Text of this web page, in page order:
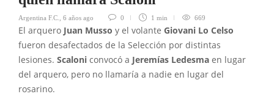
Argentina F.C., 6 años ago 0 1 min 669
El arquero Juan Musso y el volante Giovani Lo Celso
fueron desafectados de la Selección por distintas
lesiones. Scaloni convocó a Jeremías Ledesma en lugar
del arquero, pero no llamaría a nadie en lugar del
rosarino.